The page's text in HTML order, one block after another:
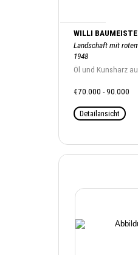
WILLI
Landschaft mit
1948
Öl und Kunsharz
€70.000 - 90.000
Detailansicht